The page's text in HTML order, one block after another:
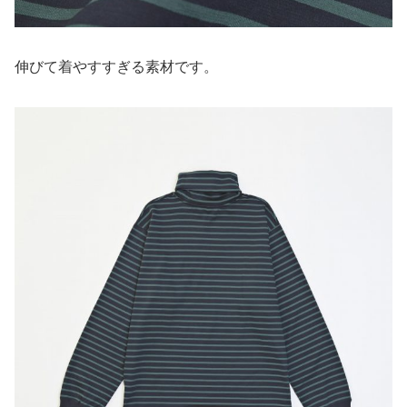
伸びて着やすすぎる素材です。